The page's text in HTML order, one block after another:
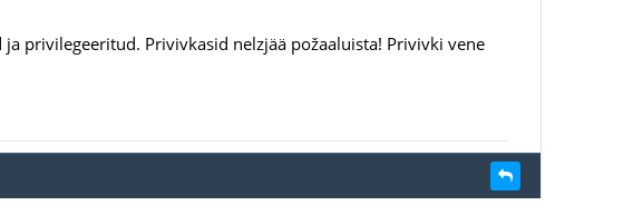
privilegeeritud. Privivkasid nelzjää požaaluista! Privivki vene